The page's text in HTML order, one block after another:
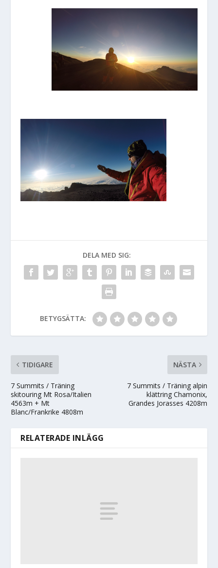
DELA MED SIG:
BETYGSÄTTA:
TIDIGARE
7 Summits / Träning
skitouring Mt Rosa/Italien
4563m + Mt
Blanc/Frankrike 4808m
NÄSTA
7 Summits / Träning alpin
klättring Chamonix,
Grandes Jorasses 4208m
RELATERADE INLÄGG